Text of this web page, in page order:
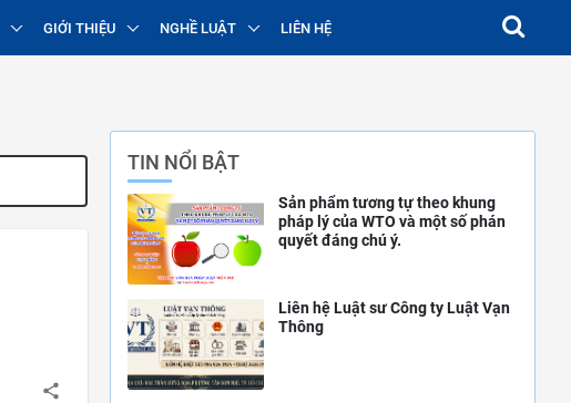
GIỚI THIỆU NGHỀ LUẬT LIÊN HỆ
TIN NỔI BẬT
Sản phẩm tương tự theo khung
pháp lý của WTO và một số phán
quyết đáng chú ý.
Liên hệ Luật sư Công ty Luật Vạn
Thông